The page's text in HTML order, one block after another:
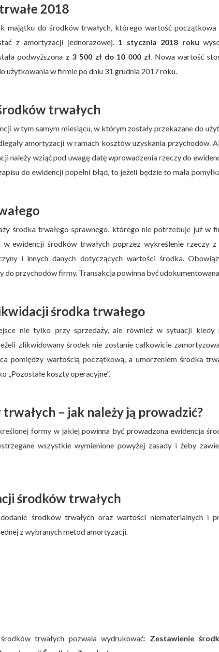
2018
majątku do środków trwałych, którego wartość początkowa
z amortyzacji jednorazowej. 1 stycznia 2018 roku
podwyższona z 3 500 zł do 10 000 zł. Nowa wartość
użytkowania w firmie po dniu 31 grudnia 2017 roku.
trwałych
w tym samym miesiącu, w którym zostały przekazane do
amortyzacji w ramach kosztów uzyskania przychodów.
należy wziąć pod uwagę datę wprowadzenia rzeczy do
do ewidencji popełni błąd, to jeżeli będzie to mała
środka trwałego sprawnego, którego nie potrzebuje już w
w ewidencji środków trwałych poprzez wykreślenie rzeczy
i innych danych dotyczących wartości środka.
do przychodów firmy. Transakcja powinna być
środka trwałego
nie tylko przy sprzedaży, ale również w sytuacji kiedy
zlikwidowany środek nie zostanie całkowicie
pomiędzy wartością początkową, a umorzeniem środka
„Pozostałe koszty operacyjne”.
– jak należy ją prowadzić?
formy w jakiej powinna być prowadzona ewidencja
wszystkie wymienione powyżej zasady i żeby
środków trwałych
środków trwałych oraz wartości niematerialnych i
z wybranych metod amortyzacji.
trwałych pozwala wydrukować: Zestawienie